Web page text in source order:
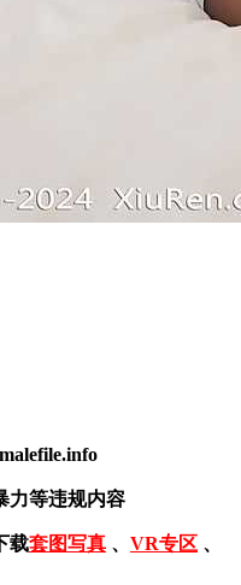
力等违规内容
载套图写真 、 VR专区 、